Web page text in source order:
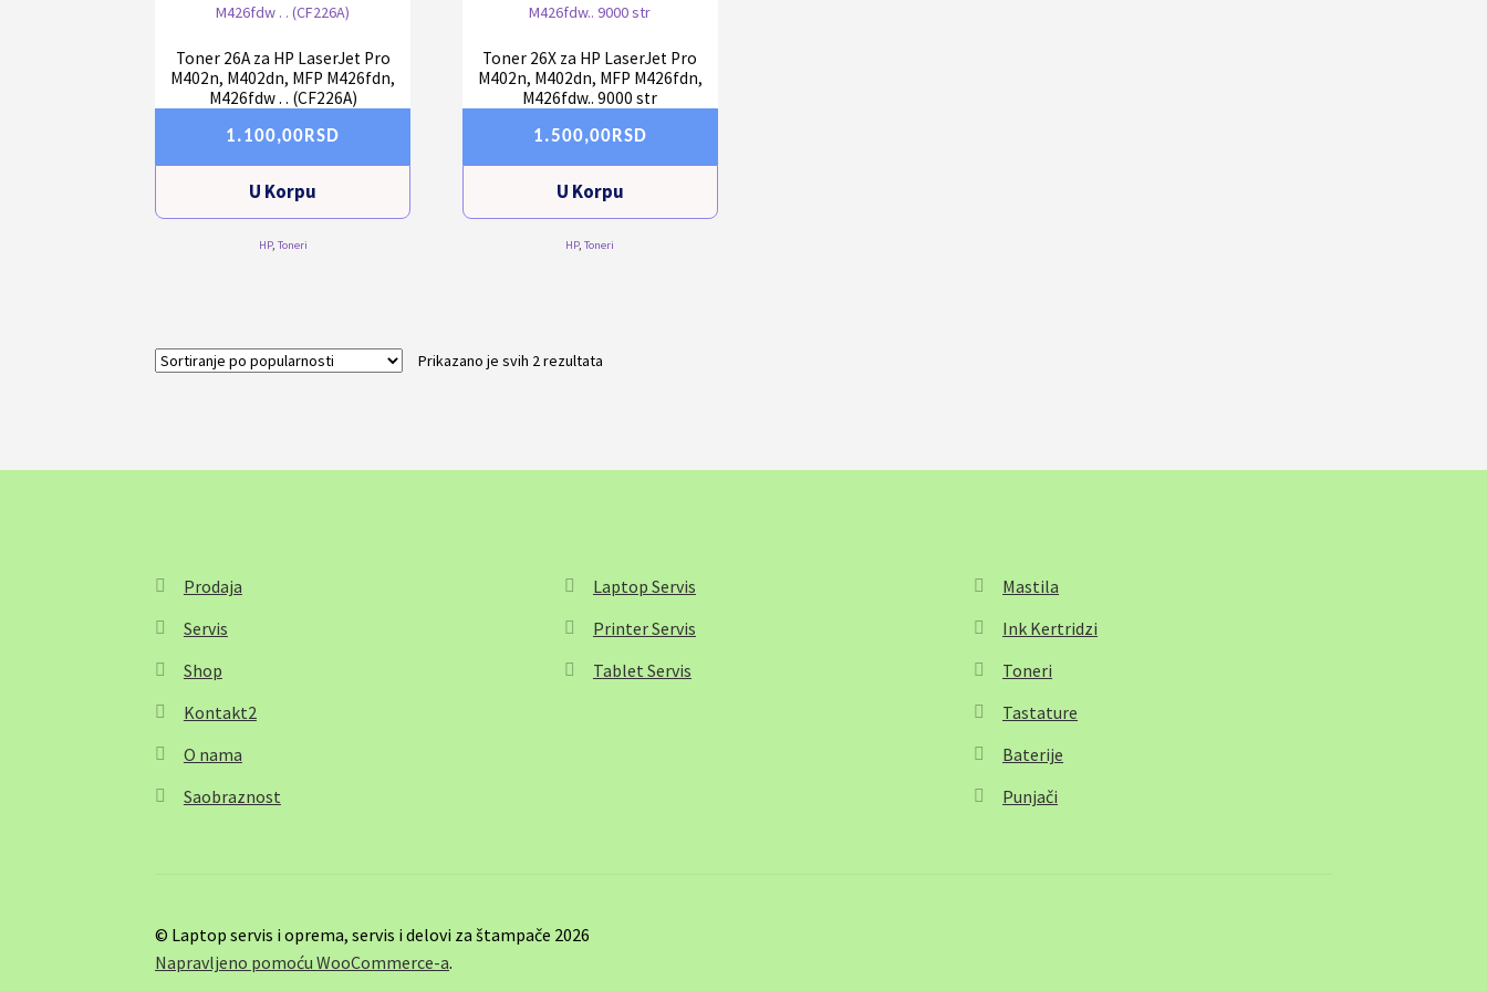
Toner 26A za HP LaserJet Pro
M402n, M402dn, MFP M426fdn,
M426fdw . . (CF226A)
1.100,00 RSD
U Korpu
HP, Toneri
Toner 26X za HP LaserJet Pro
M402n, M402dn, MFP M426fdn,
M426fdw.. 9000 str
1.500,00 RSD
U Korpu
HP,Toneri
Prikazano je svih 2 rezultata
Prodaja
Servis
Shop
Kontakt2
O nama
Saobraznost
Laptop Servis
Printer Servis
Tablet Servis
Mastila
Ink Kertridzi
Toneri
Tastature
Baterije
Punjači
© Laptop servis i oprema, servis i delovi za štampače 2026
Napravljeno pomoću WooCommerce-a.